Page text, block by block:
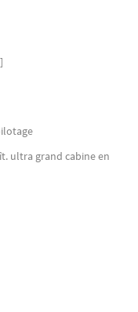
ultra grand cabine en